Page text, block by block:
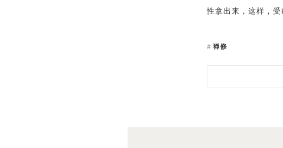
性拿出来，这样，受
禅修